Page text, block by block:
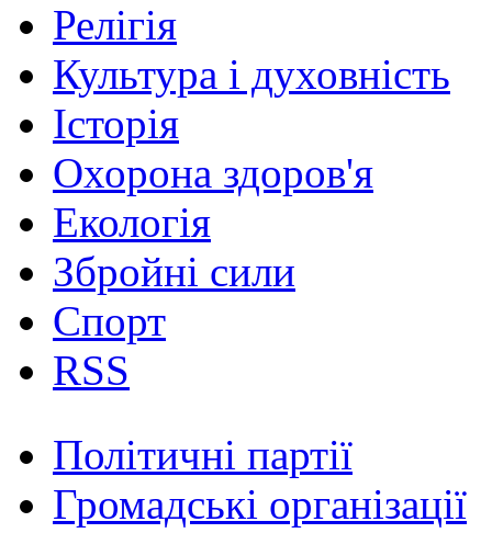
Релігія
Культура і духовність
Історія
Охорона здоров'я
Екологія
Збройні сили
Спорт
RSS
Політичні партії
Громадські організації